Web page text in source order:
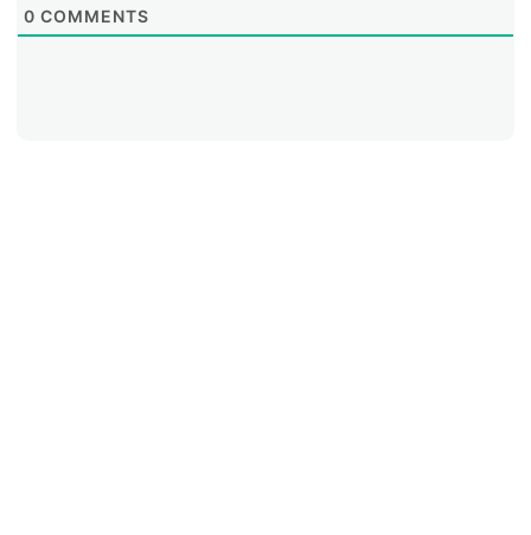
0 COMMENTS